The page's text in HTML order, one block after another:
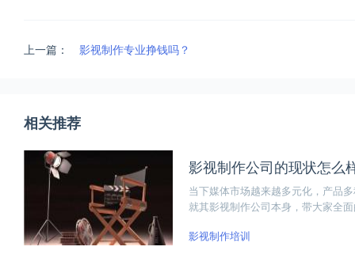
上一篇： 影视制作专业挣钱吗？
相关推荐
影视制作公司的现状怎么
当下媒体市场越来越多元化，产品
就其影视制作公司本身，带大家全
影视制作培训